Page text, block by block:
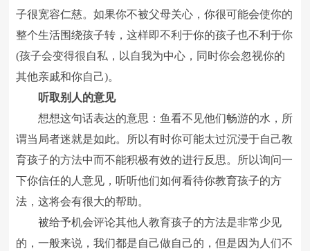
子很宽容仁慈。如果你不被父母关心，你很可能会使你的
整个生活围绕孩子转，这样即不利于你的孩子也不利于你
(孩子会变得很自私，以自我为中心，同时你会忽视你的
其他亲戚和你自己)。
听取别人的意见
想想这句话表达的意思：鱼看不见他们畅游的水，所
谓当局者迷就是如此。所以有时你可能太过沉浸于自己教
育孩子的方法中而不能积极有效的进行反思。所以询问一
下你信任的人意见，听听他们如何看待你教育孩子的方
法，这将会有很大的帮助。
被给予机会评论其他人教育孩子的方法是非常少见
的，一般来说，我们都是自己做自己的，但是因为人们不